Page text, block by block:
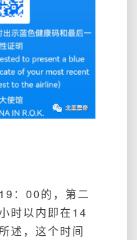
：00的，第二
时以内即在14
述，这个时间